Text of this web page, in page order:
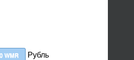
Рубль